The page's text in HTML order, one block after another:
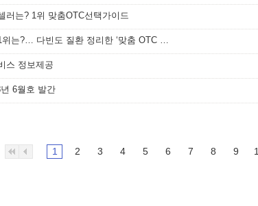
러는? 1위 맞춤OTC선택가이드
[메디소비자뉴스] 약사가 선호한 책 1위는?… 다빈도 질환 정리한 ‘맞춤 OTC 선택 가이’
스 정보제공
6월호 발간
1 2 3 4 5 6 7 8 9